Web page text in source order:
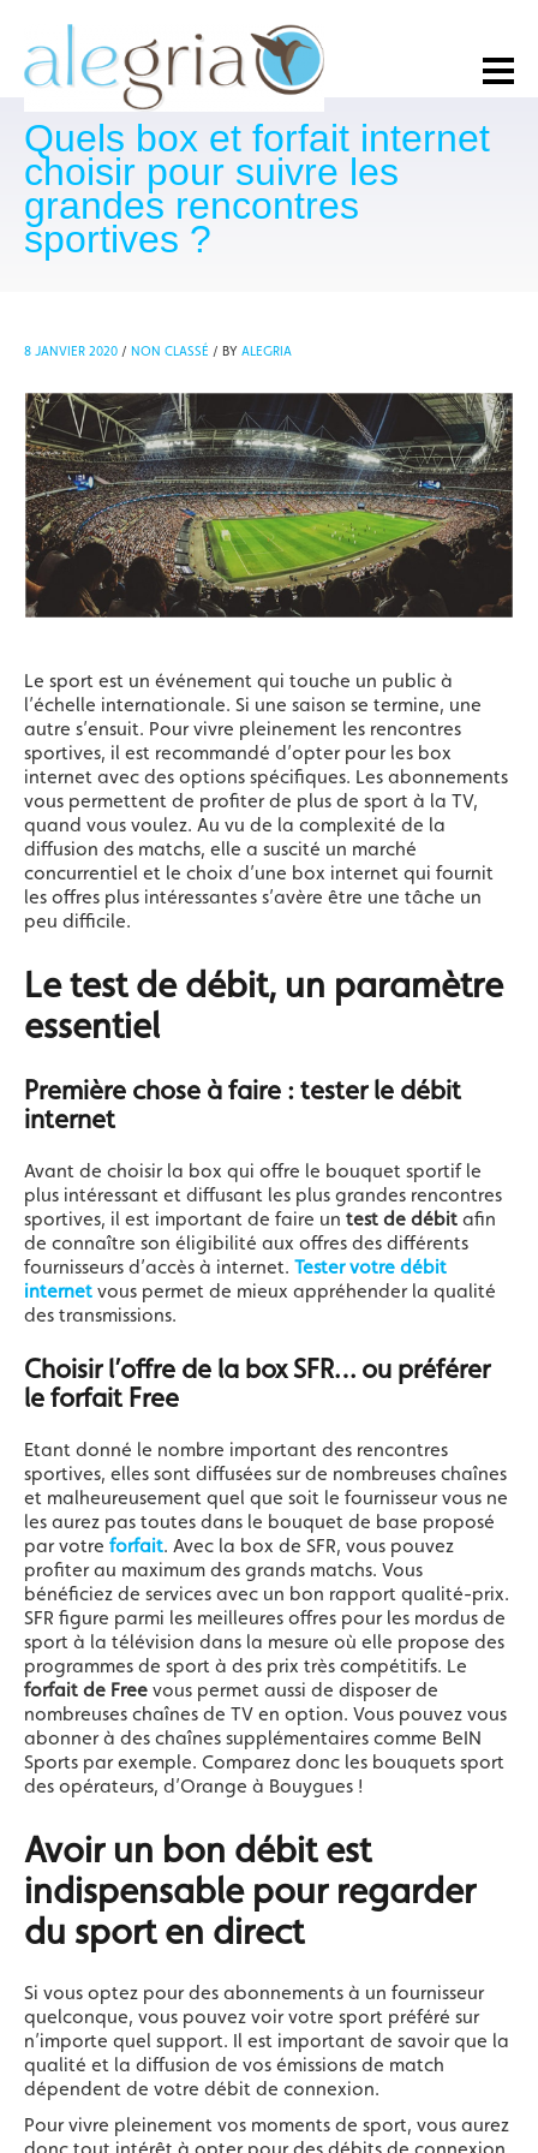
Quels box et forfait internet
choisir pour suivre les
grandes rencontres
sportives ?
8 JANVIER 2020 / NON CLASSÉ / BY ALEGRIA
Le sport est un événement qui touche un public à
l’échelle internationale. Si une saison se termine, une
autre s’ensuit. Pour vivre pleinement les rencontres
sportives, il est recommandé d’opter pour les box
internet avec des options spécifiques. Les abonnements
vous permettent de profiter de plus de sport à la TV,
quand vous voulez. Au vu de la complexité de la
diffusion des matchs, elle a suscité un marché
concurrentiel et le choix d’une box internet qui fournit
les offres plus intéressantes s’avère être une tâche un
peu difficile.
Le test de débit, un paramètre
essentiel
Première chose à faire : tester le débit
internet
Avant de choisir la box qui offre le bouquet sportif le
plus intéressant et diffusant les plus grandes rencontres
sportives, il est important de faire un test de débit afin
de connaître son éligibilité aux offres des différents
fournisseurs d’accès à internet. Tester votre débit
internet vous permet de mieux appréhender la qualité
des transmissions.
Choisir l’offre de la box SFR… ou préférer
le forfait Free
Etant donné le nombre important des rencontres
sportives, elles sont diffusées sur de nombreuses chaînes
et malheureusement quel que soit le fournisseur vous ne
les aurez pas toutes dans le bouquet de base proposé
par votre forfait. Avec la box de SFR, vous pouvez
profiter au maximum des grands matchs. Vous
bénéficiez de services avec un bon rapport qualité-prix.
SFR figure parmi les meilleures offres pour les mordus de
sport à la télévision dans la mesure où elle propose des
programmes de sport à des prix très compétitifs. Le
forfait de Free vous permet aussi de disposer de
nombreuses chaînes de TV en option. Vous pouvez vous
abonner à des chaînes supplémentaires comme BeIN
Sports par exemple. Comparez donc les bouquets sport
des opérateurs, d’Orange à Bouygues !
Avoir un bon débit est
indispensable pour regarder
du sport en direct
Si vous optez pour des abonnements à un fournisseur
quelconque, vous pouvez voir votre sport préféré sur
n’importe quel support. Il est important de savoir que la
qualité et la diffusion de vos émissions de match
dépendent de votre débit de connexion.
Pour vivre pleinement vos moments de sport, vous aurez